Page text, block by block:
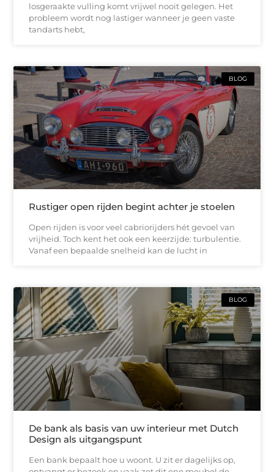
losgeraakte vulling komt vrijwel nooit gelegen. Het
probleem wordt nog lastiger wanneer je geen vaste
tandarts hebt,
BLOG
Rustiger open rijden begint achter je stoelen
Open rijden is voor veel cabriorijders hét gevoel van
vrijheid. Toch kent het ook een keerzijde: turbulentie.
Vanaf een bepaalde snelheid kan de lucht in
BLOG
De bank als basis van uw interieur met Dutch
Design als uitgangspunt
Een bank bepaalt hoe u woont. U zit er dagelijks op,